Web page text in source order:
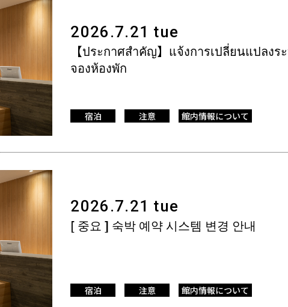
2026.7.21 tue
【ประกาศสำคัญ】แจ้งการเปลี่ยนแปลงร
จองห้องพัก
宿泊 注意 館内情報について
2026.7.21 tue
[ 중요 ] 숙박 예약 시스템 변경 안내
宿泊 注意 館内情報について